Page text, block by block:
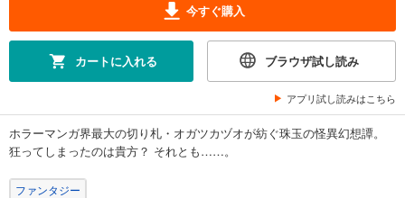
今すぐ購入
カートに入れる ブラウザ試し読み
アプリ試し読みはこちら
ホラーマンガ界最大の切り札・オガツカヅオが紡ぐ珠玉の怪異幻想譚。
狂ってしまったのは貴方？ それとも……。
ファンタジー